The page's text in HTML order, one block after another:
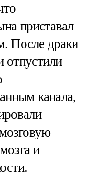
приставал
После драки
отпустили
канала,
и